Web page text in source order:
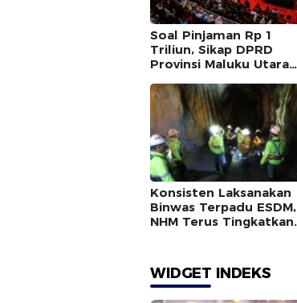
Soal Pinjaman Rp 1
Triliun, Sikap DPRD
Provinsi Maluku Utara
Konsisten Laksanakan
Binwas Terpadu ESDM,
NHM Terus Tingkatkan
WIDGET INDEKS